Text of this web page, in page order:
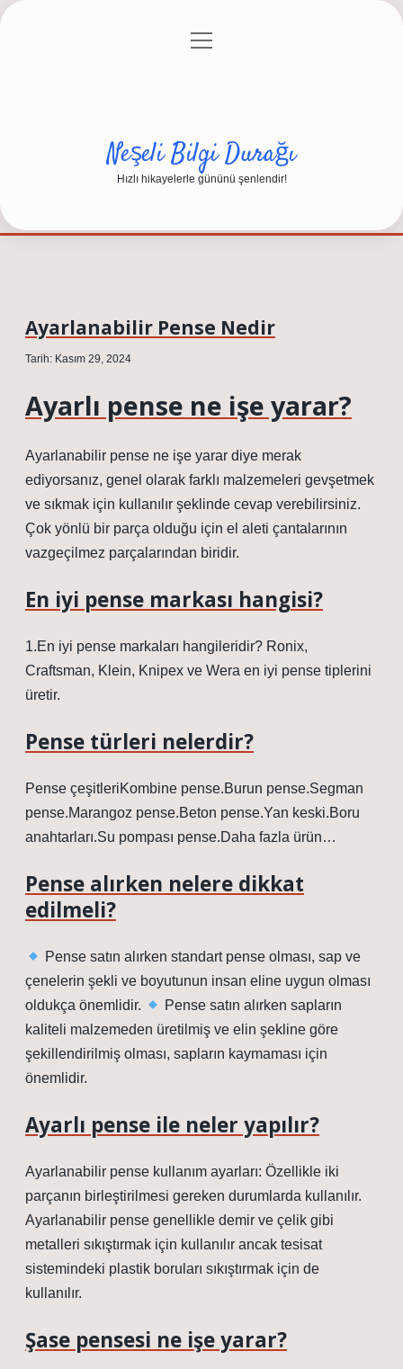
Gizlilik Politikası
menüyü
Neşeli Bilgi Durağı
Hızlı hikayelerle gününü şenlendir!
Ayarlanabilir Pense Nedir
Tarih: Kasım 29, 2024
Ayarlı pense ne işe yarar?
Ayarlanabilir pense ne işe yarar diye merak
ediyorsanız, genel olarak farklı malzemeleri gevşetmek
ve sıkmak için kullanılır şeklinde cevap verebilirsiniz.
Çok yönlü bir parça olduğu için el aleti çantalarının
vazgeçilmez parçalarından biridir.
En iyi pense markası hangisi?
1.En iyi pense markaları hangileridir? Ronix,
Craftsman, Klein, Knipex ve Wera en iyi pense tiplerini
üretir.
Pense türleri nelerdir?
Pense çeşitleriKombine pense.Burun pense.Segman
pense.Marangoz pense.Beton pense.Yan keski.Boru
anahtarları.Su pompası pense.Daha fazla ürün…
Pense alırken nelere dikkat
edilmeli?
Pense satın alırken standart pense olması, sap ve
çenelerin şekli ve boyutunun insan eline uygun olması
oldukça önemlidir.
Pense satın alırken sapların
kaliteli malzemeden üretilmiş ve elin şekline göre
şekillendirilmiş olması, sapların kaymaması için
önemlidir.
Ayarlı pense ile neler yapılır?
Ayarlanabilir pense kullanım ayarları: Özellikle iki
parçanın birleştirilmesi gereken durumlarda kullanılır.
Ayarlanabilir pense genellikle demir ve çelik gibi
metalleri sıkıştırmak için kullanılır ancak tesisat
sistemindeki plastik boruları sıkıştırmak için de
kullanılır.
Şase pensesi ne işe yarar?